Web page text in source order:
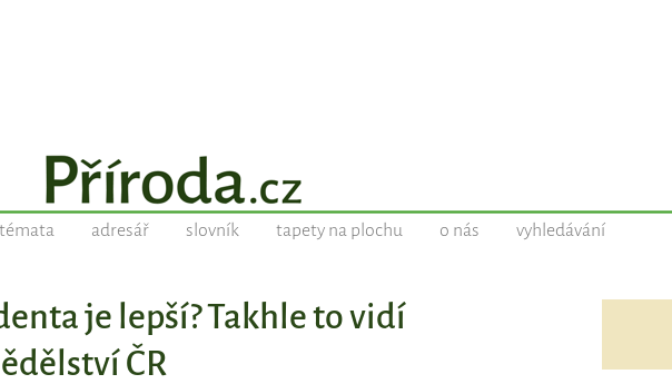
adresář slovník tapety na plochu o nás vyhledávání
je lepší? Takhle to vidí
ČR